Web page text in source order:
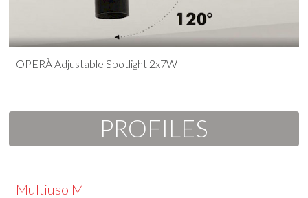
OPERÀ Adjustable Spotlight 2x7W
PROFILES
Multiuso M